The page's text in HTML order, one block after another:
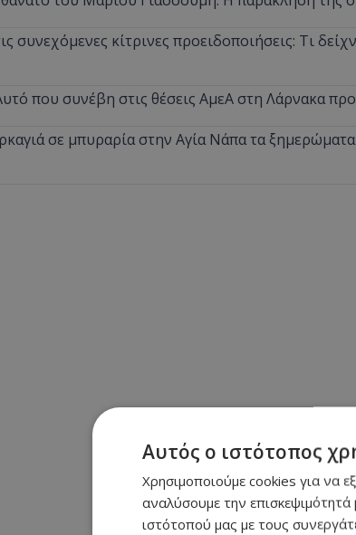
συνεχόμενες κίτρινες προειδοποιήσεις: Τι
που συνέβη στις θέσεις ΑμεΑ στη Λάρνακα
σε μπυραρία στην Αγία Νάπα τα
Αυτός ο ιστότοπος
Χρησιμοποιούμε cookies για να
αναλύσουμε την
ιστότοπού μας με τους